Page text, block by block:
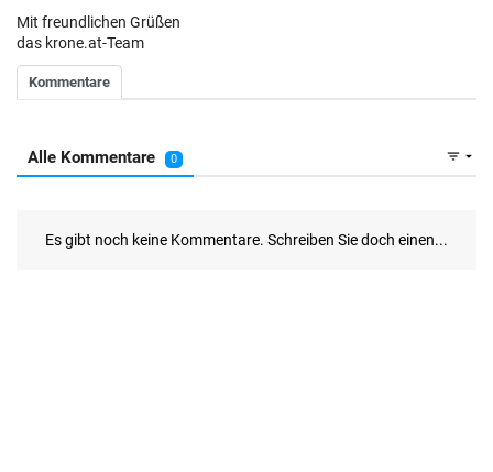
Mit freundlichen Grüßen
das krone.at-Team